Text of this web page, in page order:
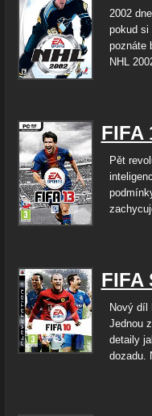
2002
pokud si
poznáte
NHL
FIFA
Pět
FIFA
Nový díl
Jednou
detaily
dozadu.